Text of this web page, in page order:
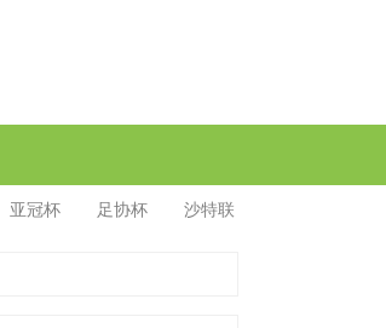
亚冠杯 足协杯 沙特联